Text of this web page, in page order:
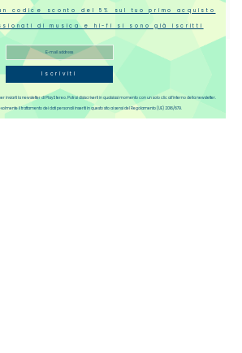
codice sconto del 5% sul tuo primo acquisto
di musica e hi-fi si sono già iscritti
Iscriviti
il trattamento dei dati personali inseriti in questo sito ai sensi del Regolamento (UE) 2016/679.
inviarti la newsletter di PlayStereo. Potrai disiscriverti in qualsiasi momento con un solo clic all’interno della newsletter.